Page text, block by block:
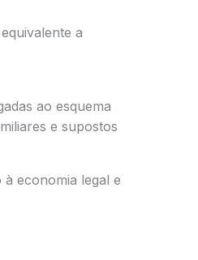
a
ao esquema
e supostos
economia legal e